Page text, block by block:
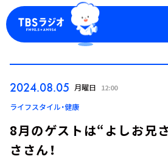
ログイン
2024.08.05 月曜日 12:00
ライフスタイル・健康
8月のゲストは“よしお兄
ささん！